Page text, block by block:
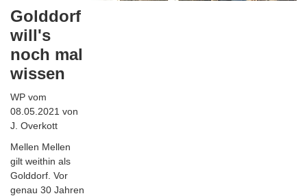
Golddorf
will's
noch mal
wissen
WP vom
08.05.2021 von
J. Overkott
Mellen Mellen
gilt weithin als
Golddorf. Vor
genau 30 Jahren